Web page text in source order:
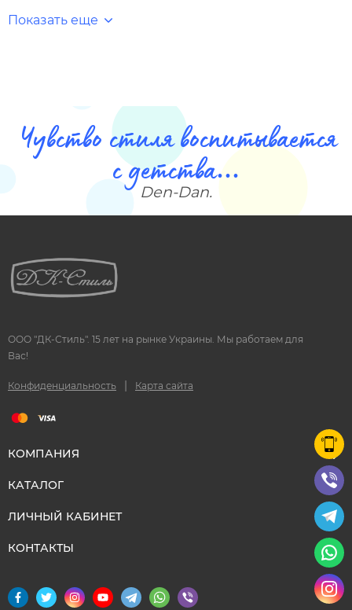
Показать еще
Чувство стиля воспитывается
с детства...
Den-Dan.
ООО "ДК-Стиль". 15 лет на рынке Украины. Мы работаем для
Вас!
Конфиденциальность | Карта сайта
КОМПАНИЯ
КАТАЛОГ
ЛИЧНЫЙ КАБИНЕТ
КОНТАКТЫ